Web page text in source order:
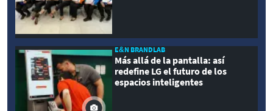
E&N BRANDLAB
Más allá de la pantalla: así
redefine LG el futuro de los
espacios inteligentes